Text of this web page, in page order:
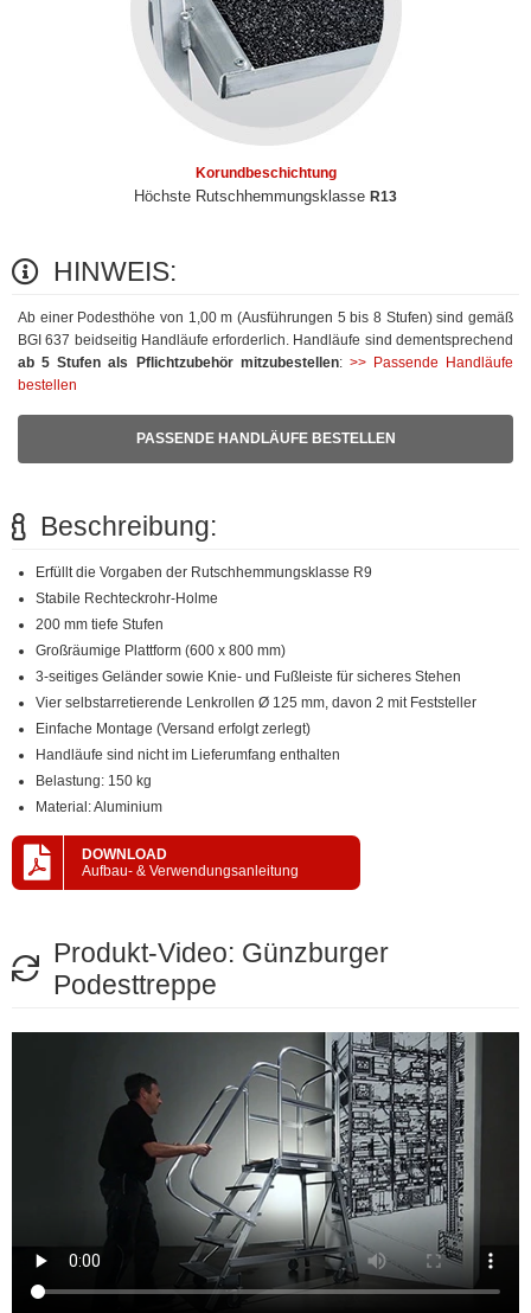
Korundbeschichtung
Höchste Rutschhemmungsklasse R13
HINWEIS:
Ab einer Podesthöhe von 1,00 m (Ausführungen 5 bis 8 Stufen) sind gemäß
BGI 637 beidseitig Handläufe erforderlich. Handläufe sind dementsprechend
ab 5 Stufen als Pflichtzubehör mitzubestellen: >> Passende Handläufe
bestellen
PASSENDE HANDLÄUFE BESTELLEN
Beschreibung:
Erfüllt die Vorgaben der Rutschhemmungsklasse R9
Stabile Rechteckrohr-Holme
200 mm tiefe Stufen
Großräumige Plattform (600 x 800 mm)
3-seitiges Geländer sowie Knie- und Fußleiste für sicheres Stehen
Vier selbstarretierende Lenkrollen Ø 125 mm, davon 2 mit Feststeller
Einfache Montage (Versand erfolgt zerlegt)
Handläufe sind nicht im Lieferumfang enthalten
Belastung: 150 kg
Material: Aluminium
DOWNLOAD
Aufbau- & Verwendungsanleitung
Produkt-Video: Günzburger
Podesttreppe